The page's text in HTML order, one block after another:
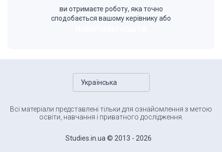
ви отримаєте роботу, яка точно
сподобається вашому керівнику або
Українська
Studies.in.ua © 2013 - 2026
Всі матеріали представлені тільки для ознайомлення з метою
освіти, навчання і приватного дослідження.